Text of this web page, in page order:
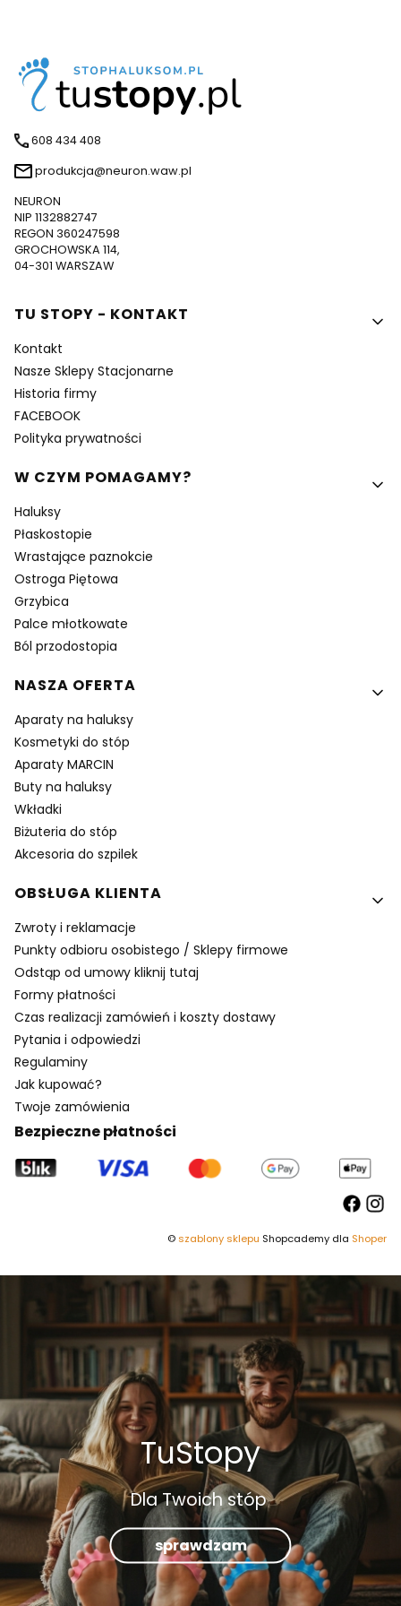
608 434 408
produkcja@neuron.waw.pl
NEURON
NIP 1132882747
REGON 360247598
GROCHOWSKA 114,
04-301 WARSZAW
Linki w stopce
TU STOPY - KONTAKT
Kontakt
Nasze Sklepy Stacjonarne
Historia firmy
FACEBOOK
Polityka prywatności
W CZYM POMAGAMY?
Haluksy
Płaskostopie
Wrastające paznokcie
Ostroga Piętowa
Grzybica
Palce młotkowate
Ból przodostopia
NASZA OFERTA
Aparaty na haluksy
Kosmetyki do stóp
Aparaty MARCIN
Buty na haluksy
Wkładki
Biżuteria do stóp
Akcesoria do szpilek
OBSŁUGA KLIENTA
Zwroty i reklamacje
Punkty odbioru osobistego / Sklepy firmowe
Odstąp od umowy kliknij tutaj
Formy płatności
Czas realizacji zamówień i koszty dostawy
Pytania i odpowiedzi
Regulaminy
Jak kupować?
Twoje zamówienia
Bezpieczne płatności
©szablony sklepu Shopcademy dla Shoper
TuStopy
Dla Twoich stóp
sprawdzam